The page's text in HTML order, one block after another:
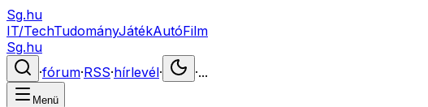
Sg.hu
IT/TechTudományJátékAutóFilm
Sg.hu
·fórum·RSS·hírlevél· ·...
Menü